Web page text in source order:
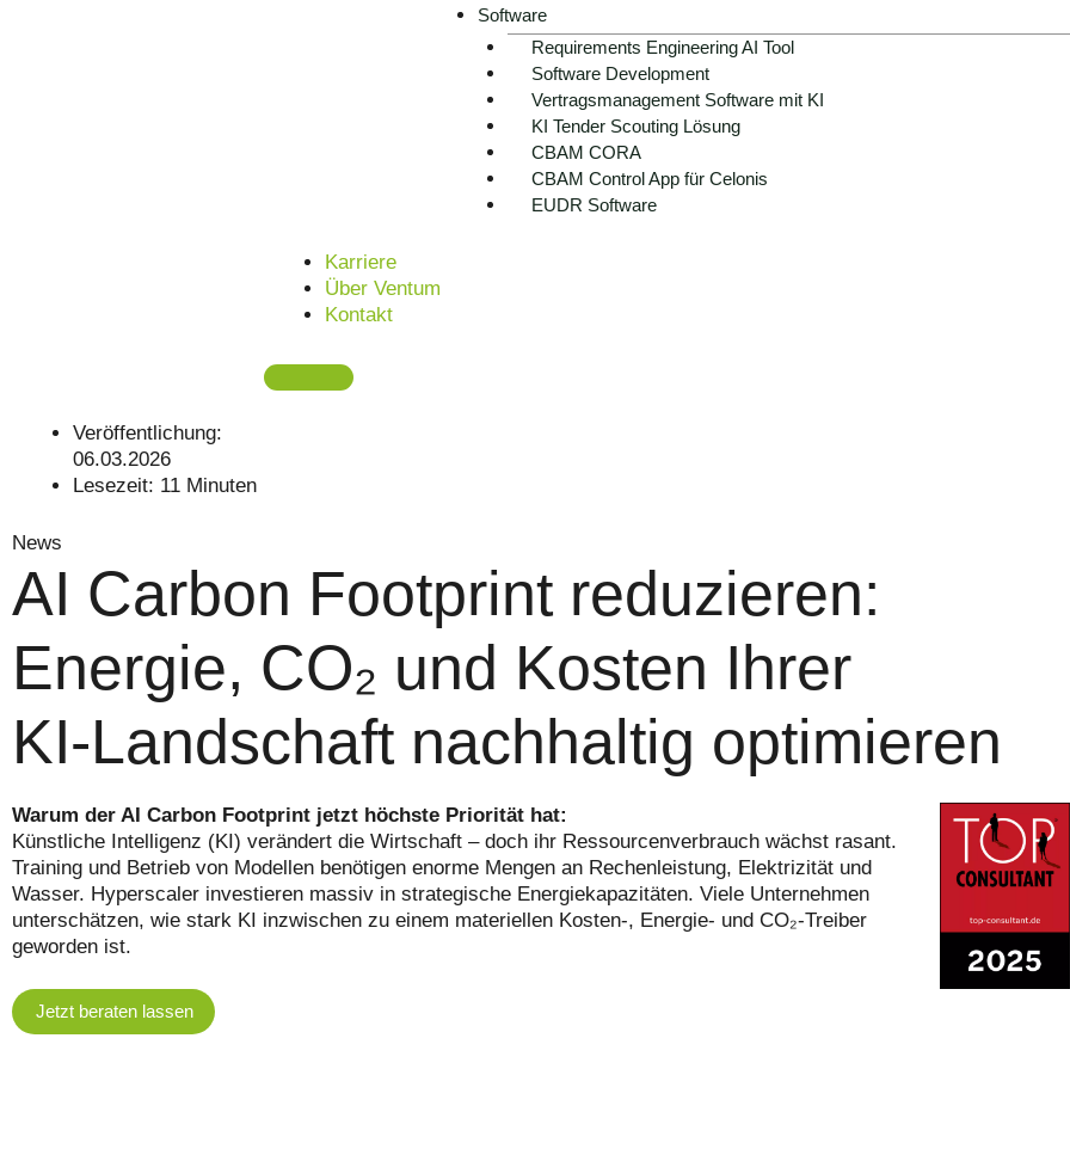
Software
Requirements Engineering AI Tool
Software Development
Vertragsmanagement Software mit KI
KI Tender Scouting Lösung
CBAM CORA
CBAM Control App für Celonis
EUDR Software
Karriere
Über Ventum
Kontakt
Veröffentlichung:
06.03.2026
Lesezeit: 11 Minuten
News
AI Carbon Footprint reduzieren:
Energie, CO₂ und Kosten Ihrer
KI‑Landschaft nachhaltig optimieren
Warum der AI Carbon Footprint jetzt höchste Priorität hat:
Künstliche Intelligenz (KI) verändert die Wirtschaft – doch ihr Ressourcenverbrauch wächst rasant.
Training und Betrieb von Modellen benötigen enorme Mengen an Rechenleistung, Elektrizität und
Wasser. Hyperscaler investieren massiv in strategische Energiekapazitäten. Viele Unternehmen
unterschätzen, wie stark KI inzwischen zu einem materiellen Kosten-, Energie- und CO₂‑Treiber
geworden ist.
Jetzt beraten lassen